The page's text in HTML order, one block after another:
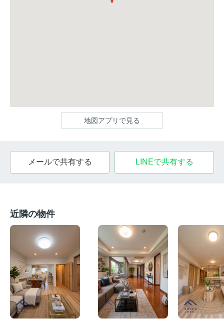
地図アプリで見る
メールで共有する LINEで共有する
近隣の物件